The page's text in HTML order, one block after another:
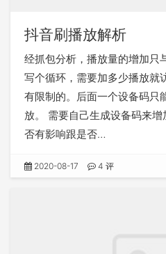
抖音刷播放解析
经抓包分析，播放量的增加只
写个循环，需要加多少播放就
有限制的。后面一个设备码只
放。 需要自己生成设备码来
否有影响跟是否…
2020-08-17 4 评